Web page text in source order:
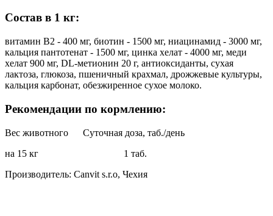
Состав в 1 кг:
витамин В2 - 400 мг, биотин - 1500 мг, ниацинамид - 3000 мг,
кальция пантотенат - 1500 мг, цинка хелат - 4000 мг, меди
хелат 900 мг, DL-метионин 20 г, антиоксиданты, сухая
лактоза, глюкоза, пшеничный крахмал, дрожжевые культуры,
кальция карбонат, обезжиренное сухое молоко.
Рекомендации по кормлению:
Вес животного
Суточная доза, таб./день
на 15 кг 1 таб.
Производитель: Canvit s.r.o, Чехия